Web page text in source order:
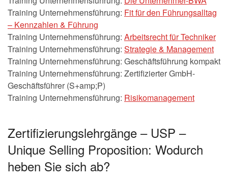
Training Unternehmensführung: Fit für den Führungsalltag
– Kennzahlen & Führung
Training Unternehmensführung: Arbeitsrecht für Techniker
Training Unternehmensführung: Strategie & Management
Training Unternehmensführung: Geschäftsführung kompakt
Training Unternehmensführung: Zertifizierter GmbH-
Geschäftsführer (S+amp;P)
Training Unternehmensführung: Risikomanagement
Zertifizierungslehrgänge – USP –
Unique Selling Proposition: Wodurch
heben Sie sich ab?